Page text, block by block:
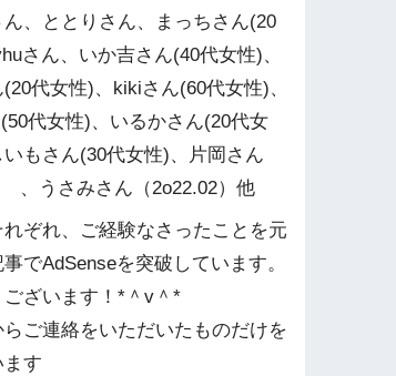
ん、ととりさん、まっちさん(20
さん、いか吉さん(40代女性)、
代女性)、kikiさん(60代女性)、
代女性)、いるかさん(20代女
もさん(30代女性)、片岡さん
、うさみさん（2o22.02）他
ぞれ、ご経験なさったことを元
でAdSenseを突破しています。
ございます！*＾v＾*
ご連絡をいただいたものだけを
す